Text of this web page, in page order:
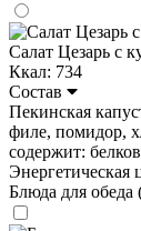
Салат Цезарь с
Ккал: 734
Состав
Пекинская
филе, помидор,
содержит:
Энергетическая
Блюда для